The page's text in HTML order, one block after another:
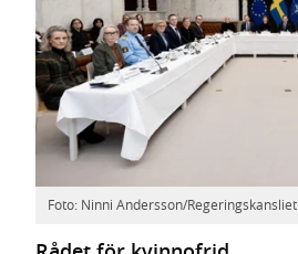
Foto: Ninni Andersson/Regeringskansliet